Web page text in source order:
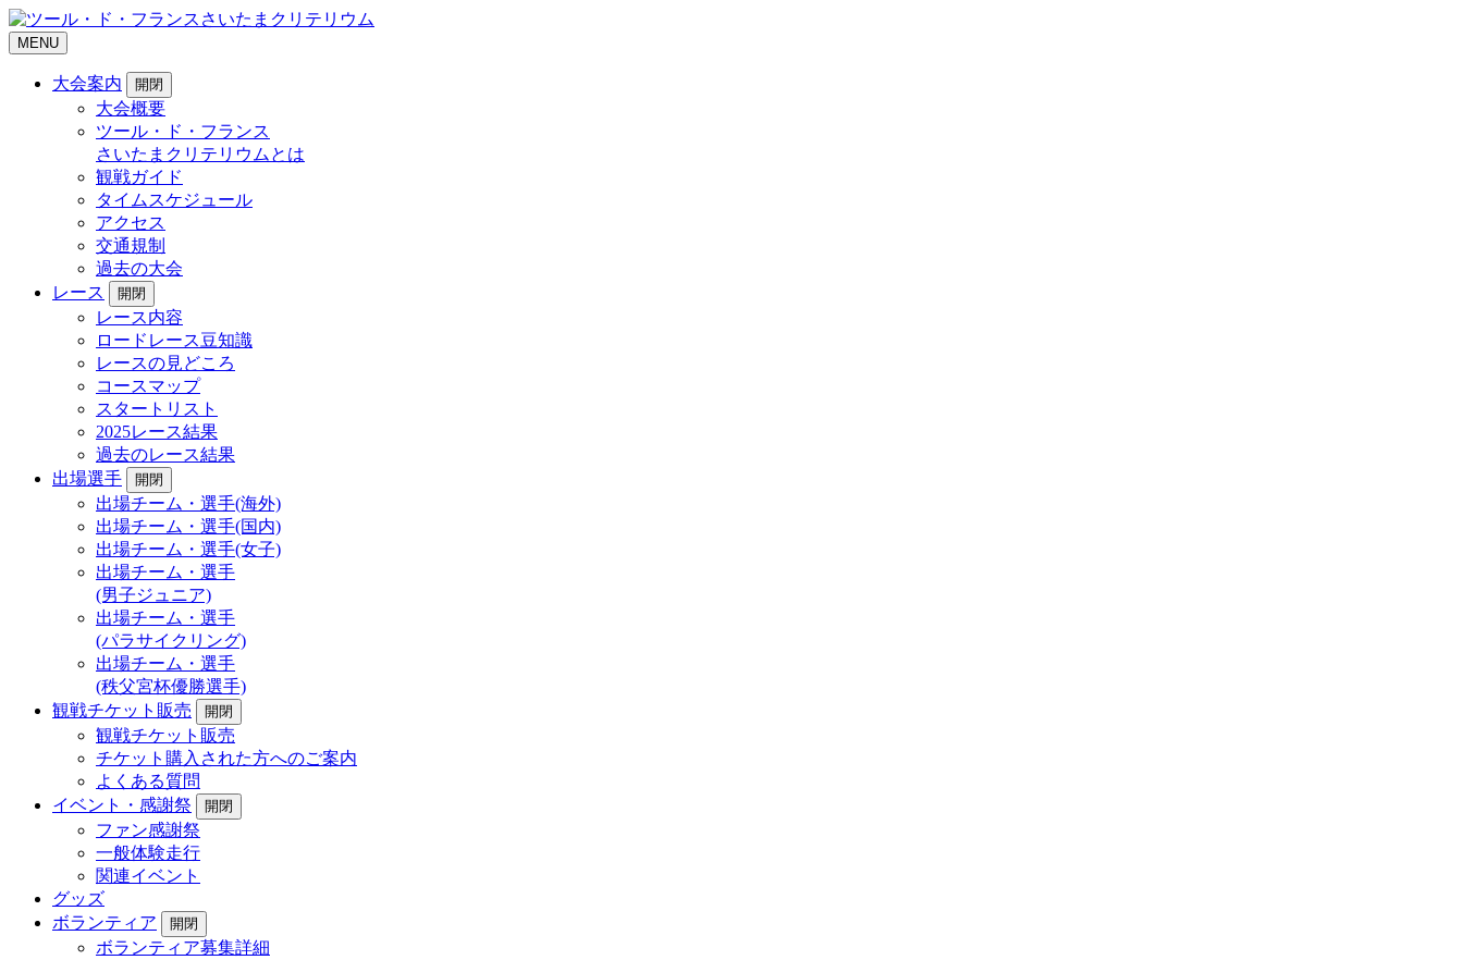
MENU
大会案内 開閉
大会概要
ツール・ド・フランス
さいたまクリテリウムとは
観戦ガイド
タイムスケジュール
アクセス
交通規制
過去の大会
レース
開閉
レース内容
ロードレース豆知識
レースの見どころ
コースマップ
スタートリスト
2025レース結果
過去のレース結果
出場選手
開閉
出場チーム・選手(海外)
出場チーム・選手(国内)
出場チーム・選手(女子)
出場チーム・選手
(男子ジュニア)
出場チーム・選手
(パラサイクリング)
出場チーム・選手
(秩父宮杯優勝選手)
観戦チケット販売
開閉
観戦チケット販売
チケット購入された方へのご案内
よくある質問
イベント・感謝祭
開閉
ファン感謝祭
一般体験走行
関連イベント
グッズ
ボランティア
開閉
ボランティア募集詳細